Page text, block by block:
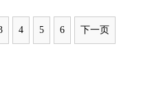
4 5 6 下一页